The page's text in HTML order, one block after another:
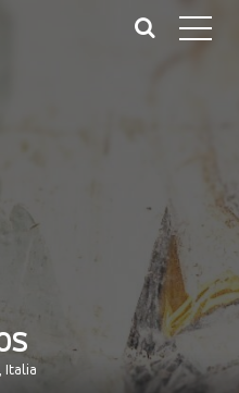
Italia